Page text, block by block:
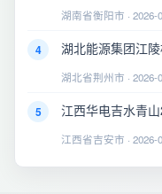
湖南省衡阳市 · 2026-
4 湖北能源集团江
湖北省荆州市 · 2026-
5 江西华电吉水青
江西省吉安市 · 2026-